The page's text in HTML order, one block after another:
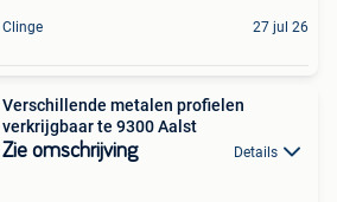
Clinge 27 jul 26
Verschillende metalen profielen
verkrijgbaar te 9300 Aalst
Zie omschrijving Details